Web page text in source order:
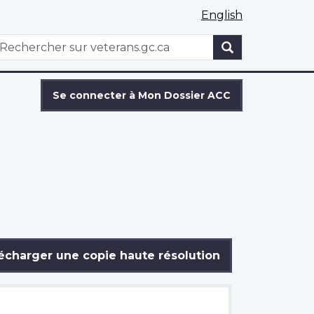
English
WxT
Se connecter à Mon Dossier ACC
une copie haute résolution